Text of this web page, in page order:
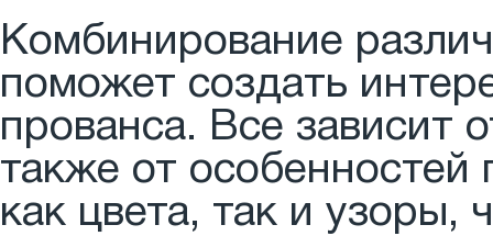
Комбинирование
поможет создать
прованса. Все зависит
также от
как цвета, так и узоры,